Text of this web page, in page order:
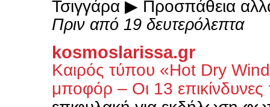
Τσιγγάρα ▶ Προσπάθεια
Πριν από 19 δευτερόλεπτα
kosmoslarissa.gr
Καιρός τύπου «Hot Dry
μποφόρ – Οι 13 επικίνδυνες